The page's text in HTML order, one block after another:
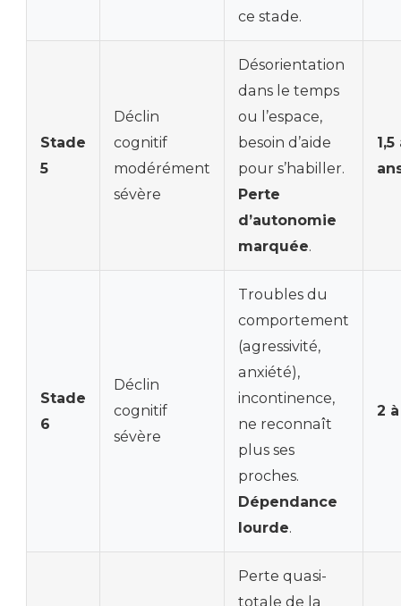
ce stade.
Stade
5
Déclin
cognitif
modérément
sévère
Désorientation
dans le temps
ou l’espace,
besoin d’aide
pour s’habiller.
Perte
d’autonomie
marquée.
1,5
Stade
6
Déclin
cognitif
sévère
Troubles du
comportement
(agressivité,
anxiété),
incontinence,
ne reconnaît
plus ses
proches.
Dépendance
lourde.
2
Perte quasi-
totale de la